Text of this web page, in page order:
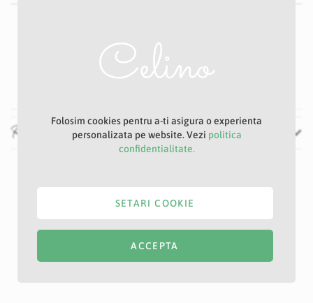
Mov deschis
115 cm
Recenzii
Folosim cookies pentru a-ti asigura o experienta
personalizata pe website. Vezi politica
confidentialitate.
ACCEPTA
SETARI COOKIE